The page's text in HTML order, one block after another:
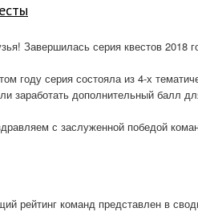
Завершилась серия квестов 2018
году серия состояла из 4-х
заработать дополнительный балл
с заслуженной победой
рейтинг команд представлен в